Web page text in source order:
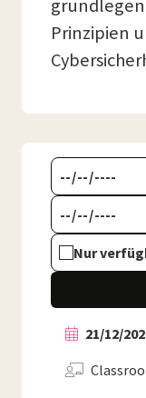
Prinzipien
Nur
21/12/